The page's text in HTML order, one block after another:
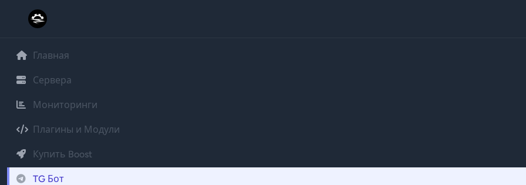
Главная
Сервера
Мониторинги
Плагины и Модули
Купить Boost
TG Бот